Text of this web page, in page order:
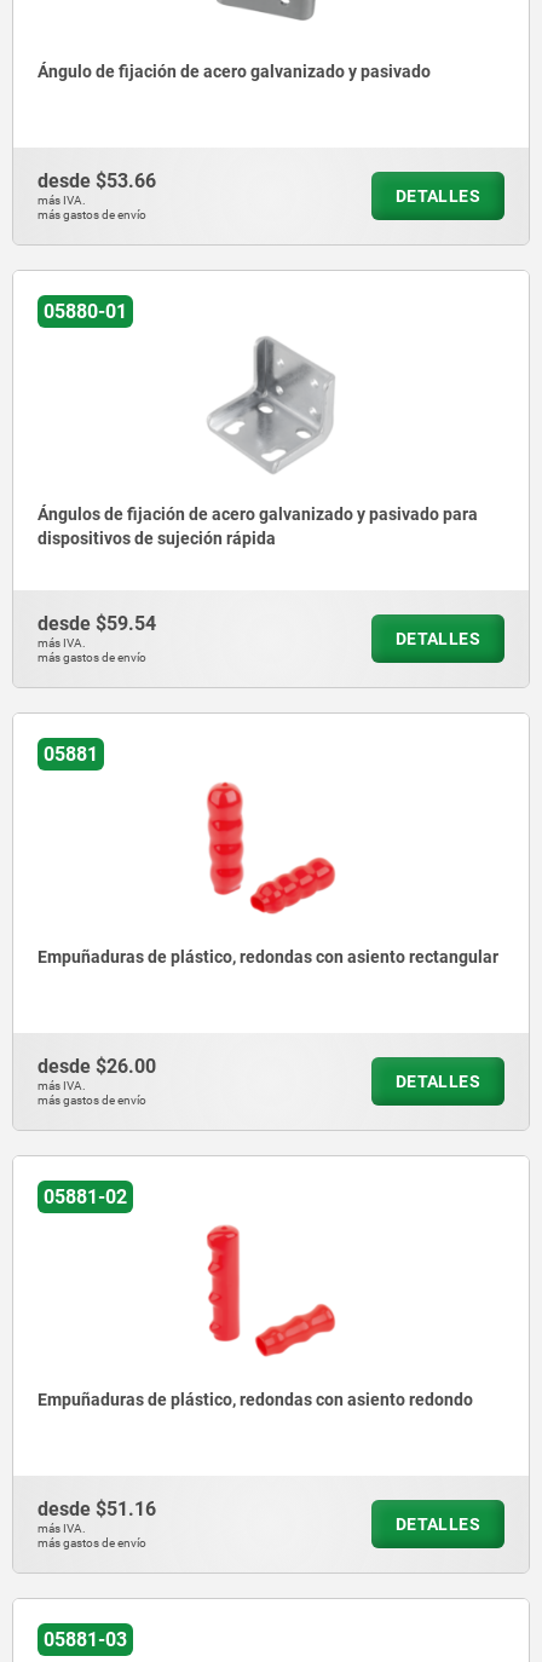
Ángulo de fijación de acero galvanizado y pasivado
desde $53.66
más IVA.
más gastos de envío
DETALLES
05880-01
Ángulos de fijación de acero galvanizado y pasivado para
dispositivos de sujeción rápida
desde $59.54
más IVA.
más gastos de envío
DETALLES
05881
Empuñaduras de plástico, redondas con asiento rectangular
desde $26.00
más IVA.
más gastos de envío
DETALLES
05881-02
Empuñaduras de plástico, redondas con asiento redondo
desde $51.16
más IVA.
más gastos de envío
DETALLES
05881-03